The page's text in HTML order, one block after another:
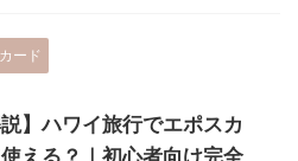
ード
説】ハワイ旅行でエポスカ
える？｜初心者向け完全